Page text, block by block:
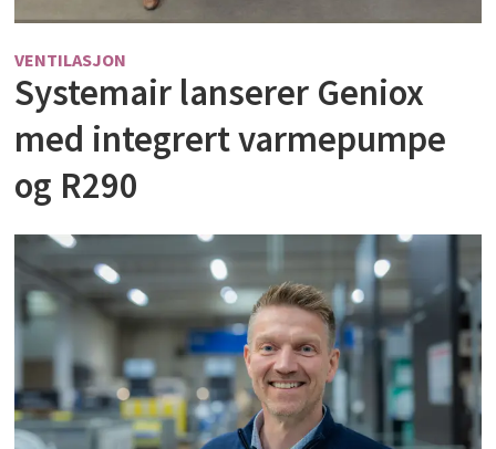
VENTILASJON
Systemair lanserer Geniox
med integrert varmepumpe
og R290